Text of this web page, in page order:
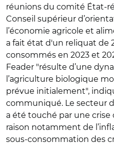
réunions du comité État-
Conseil supérieur
l’économie agricole et
a fait état d'un reliquat de
consommés en 2023 et
Feader "résulte d’une
l’agriculture biologique
prévue initialement",
communiqué. Le secteur
a été touché par une crise
raison notamment de
sous-consommation des